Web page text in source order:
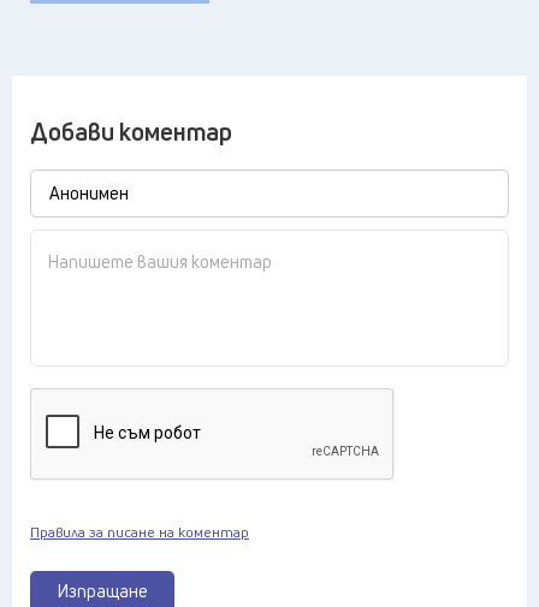
Добави коментар
Изпращане
Правила за писане на коментар